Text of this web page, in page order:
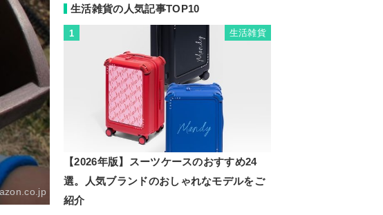
生活雑貨の人気記事TOP10
1 生活雑貨
【2026年版】スーツケースのおすすめ24
選。人気ブランドのおしゃれなモデルをご
紹介